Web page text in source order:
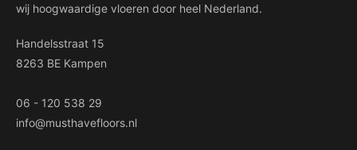
wij hoogwaardige vloeren door heel Nederland.
Handelsstraat 15
8263 BE Kampen
06 - 120 538 29
info@musthavefloors.nl